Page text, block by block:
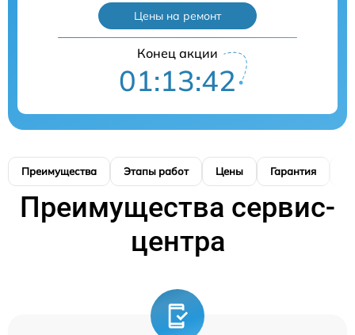
Цены на ремонт
Конец акции
01:13:41
Преимущества Этапы работ Цены Гарантия
Преимущества сервис-
центра